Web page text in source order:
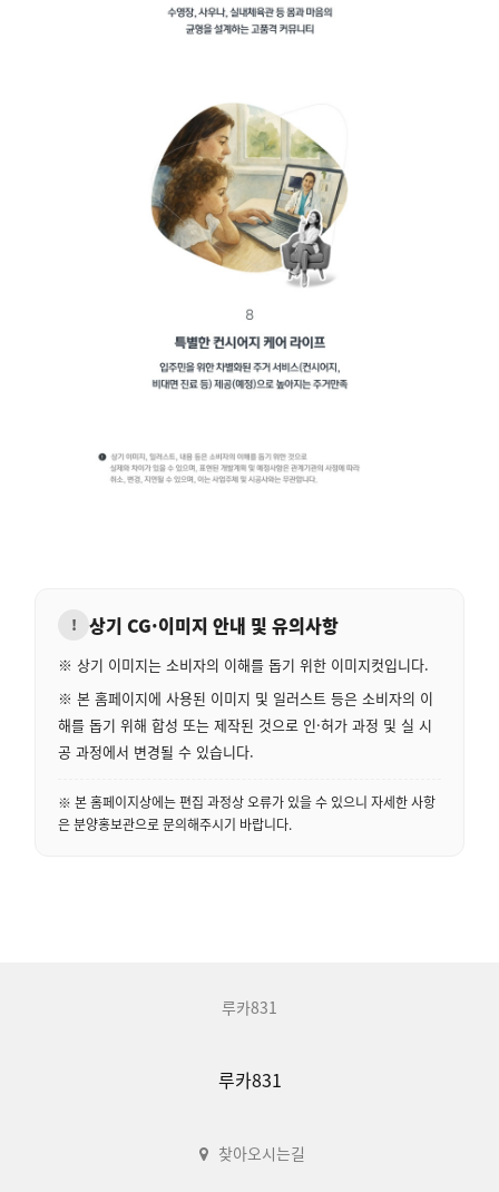
! 상기 CG·이미지 안내 및 유의사항
※ 상기 이미지는 소비자의 이해를 돕기 위한 이미지컷입니다.
※ 본 홈페이지에 사용된 이미지 및 일러스트 등은 소비자의 이
해를 돕기 위해 합성 또는 제작된 것으로 인·허가 과정 및 실 시
공 과정에서 변경될 수 있습니다.
※ 본 홈페이지상에는 편집 과정상 오류가 있을 수 있으니 자세한 사항
은 분양홍보관으로 문의해주시기 바랍니다.
루카831
루카831
찾아오시는길